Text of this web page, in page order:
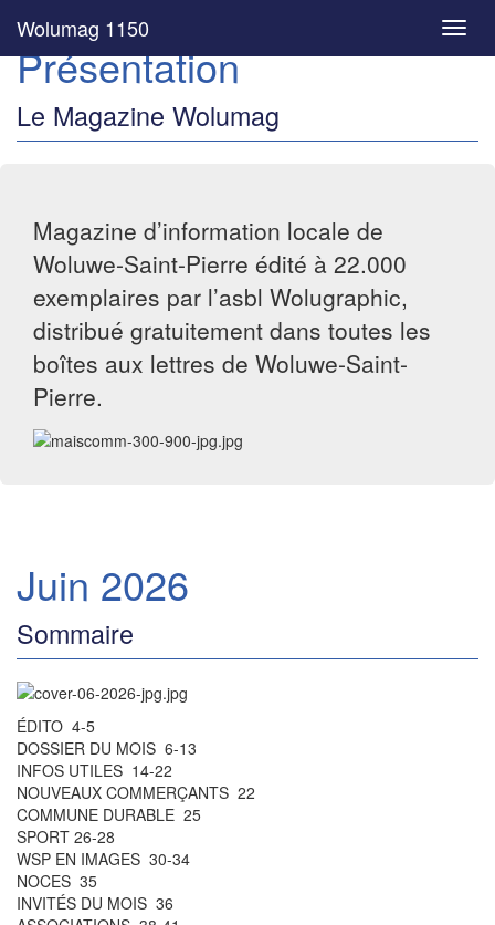
Wolumag 1150
Présentation
Le Magazine Wolumag
Magazine d’information locale de
Woluwe-Saint-Pierre édité à 22.000
exemplaires par l’asbl Wolugraphic,
distribué gratuitement dans toutes les
boîtes aux lettres de Woluwe-Saint-
Pierre.
Juin 2026
Sommaire
ÉDITO 4-5
DOSSIER DU MOIS 6-13
INFOS UTILES 14-22
NOUVEAUX COMMERÇANTS 22
COMMUNE DURABLE 25
SPORT 26-28
WSP EN IMAGES 30-34
NOCES 35
INVITÉS DU MOIS 36